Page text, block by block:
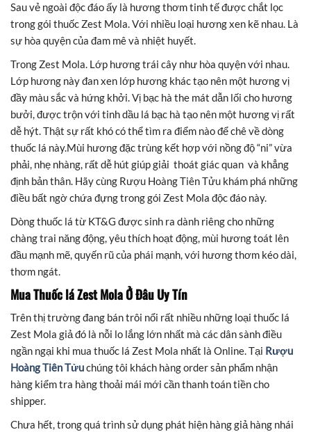
Sau vẻ ngoài độc đáo ấy là hương thơm tinh tế được chắt lọc
trong gói thuốc Zest Mola. Với nhiều loại hương xen kẽ nhau. Là
sự hòa quyện của đam mê và nhiệt huyết.
Trong Zest Mola. Lớp hương trái cây như hòa quyện với nhau.
Lớp hương này đan xen lớp hương khác tạo nên một hương vị
đầy màu sắc và hứng khởi. Vị bạc hà the mát dẫn lối cho hương
bưởi, được trộn với tinh dầu lá bạc hà tạo nên một hương vị rất
dễ hýt. Thật sự rất khó có thể tìm ra điểm nào để chê về dòng
thuốc lá này.Mùi hương đặc trùng kết hợp với nồng độ “ni” vừa
phải, nhẹ nhàng, rất dễ hút giúp giải thoát giác quan và khẳng
định bản thân. Hãy cùng Rượu Hoàng Tiên Tửu khám phá những
điều bất ngờ chứa đựng trong gói Zest Mola độc đáo này.
Dòng thuốc lá từ KT&G được sinh ra dành riêng cho những
chàng trai năng động, yêu thích hoạt động, mùi hương toát lên
đầu mạnh mẽ, quyến rũ của phái mạnh, với hương thơm kéo dài,
thơm ngát.
Mua Thuốc lá Zest Mola Ở Đâu Uy Tín
Trên thị trường đang bán trôi nổi rất nhiều những loại thuốc lá
Zest Mola giả đó là nỗi lo lắng lớn nhất mà các dân sành điều
ngần ngại khi mua thuốc lá Zest Mola nhất là Online. Tại Rượu
Hoàng Tiên Tửuchúng tôi khách hàng order sản phẩm nhận
hàng kiểm tra hàng thoải mái mới cần thanh toán tiền cho
shipper.
Chưa hết, trong quá trình sử dụng phát hiện hàng giả hàng nhái